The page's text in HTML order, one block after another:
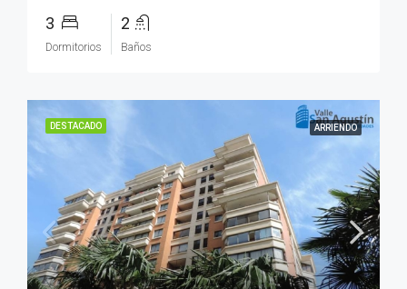
3
Dormitorios
2
Baños
DESTACADO ARRIENDO